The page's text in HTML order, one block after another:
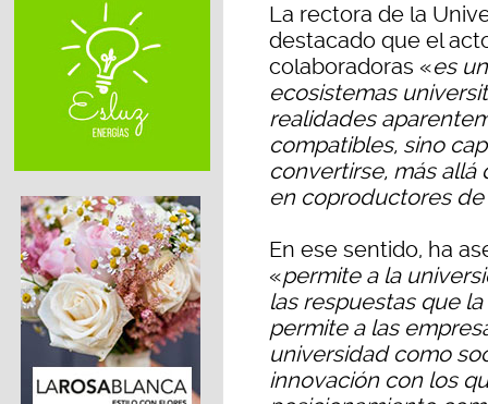
La rectora de la
destacado que el
colaboradoras «es
ecosistemas
realidades
compatibles, sino
convertirse, más
en coproductores
En ese sentido, ha
«permite a la
las respuestas que
permite a las
universidad como
innovación con los